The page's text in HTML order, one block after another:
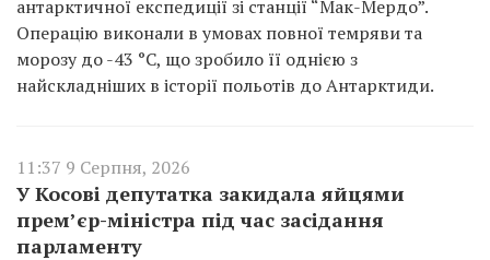
антарктичної експедиції зі станції “Мак-Мердо”.
Операцію виконали в умовах повної темряви та
морозу до -43 °C, що зробило її однією з
найскладніших в історії польотів до Антарктиди.
11:37 9 Серпня, 2026
У Косові депутатка закидала яйцями
прем’єр-міністра під час засідання
парламенту